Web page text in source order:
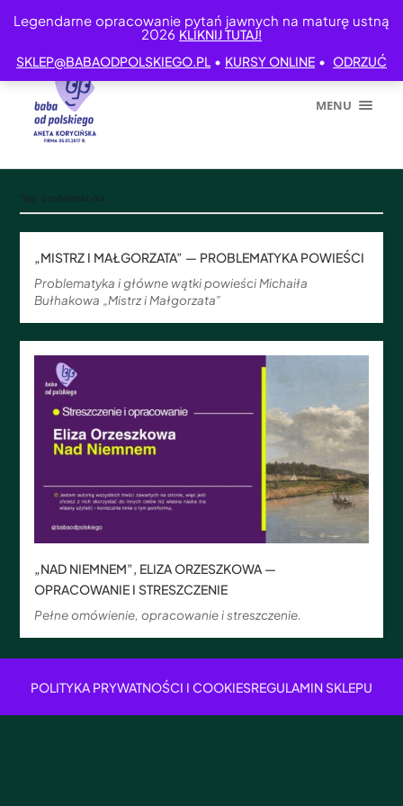
Legendarne opracowanie pytań jawnych na maturę ustną
2026 KLIKNIJ TUTAJ!
SKLEP@BABAODPOLSKIEGO.PL • KURSY ONLINE • ODRZUĆ
MENU
„MISTRZ I MAŁGORZATA” — PROBLEMATYKA POWIEŚCI
Problematyka i główne wątki powieści Michaiła
Bułhakowa „Mistrz i Małgorzata”
„NAD NIEMNEM”, ELIZA ORZESZKOWA —
OPRACOWANIE I STRESZCZENIE
Pełne omówienie, opracowanie i streszczenie.
POLITYKA PRYWATNOŚCI I COOKIESREGULAMIN SKLEPU